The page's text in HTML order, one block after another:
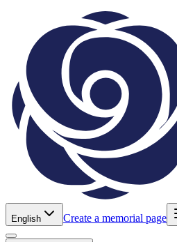
English Create a memorial page